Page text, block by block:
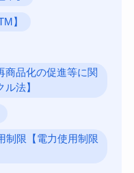
】
商品化の促進等に関
法】
制限【電力使用制限